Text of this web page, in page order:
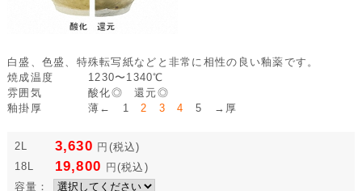
白盛、色盛、特殊転写紙などと非常に相性の良い釉薬です。
焼成温度
1230〜1340℃
雰囲気
酸化◎ 還元◎
釉掛厚
薄← 1 2 3 4 5 →厚
2L 3,630 円 (税込)
18L
19,800 円 (税込)
容量：